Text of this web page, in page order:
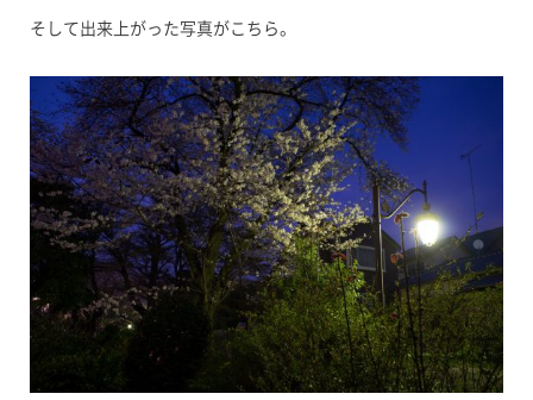
そして出来上がった写真がこちら。